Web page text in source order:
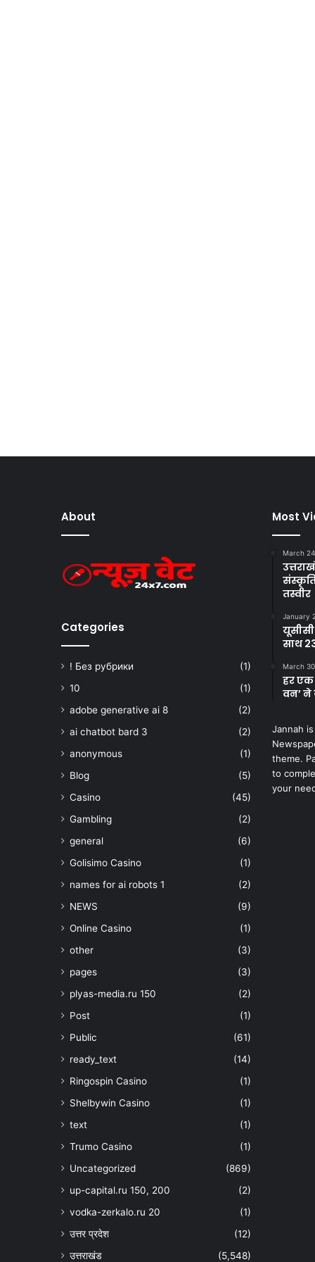
About
Categories
! Без рубрики
(1)
10
(1)
adobe generative ai 8
(2)
ai chatbot bard 3
(2)
anonymous
(1)
Blog
(5)
Casino
(45)
Gambling
(2)
general
(6)
Golisimo Casino
(1)
names for ai robots 1
(2)
NEWS
(9)
Online Casino
(1)
other
(3)
pages
(3)
plyas-media.ru 150
(2)
Post
(1)
Public
(61)
ready_text
(14)
Ringospin Casino
(1)
Shelbywin Casino
(1)
text
(1)
Trumo Casino
(1)
Uncategorized
(869)
up-capital.ru 150, 200
(2)
vodka-zerkalo.ru 20
(1)
उत्तर प्रदेश
(12)
उत्तराखंड
(5,548)
Most
March
तस्वीर
January
साथ
March
हर एक
वन’ ने
Jannah
theme.
to
your